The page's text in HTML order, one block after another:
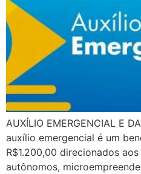
AUXÍLIO EMERGENCIAL E
auxílio emergencial é um
R$1.200,00 direcionados
autônomos,